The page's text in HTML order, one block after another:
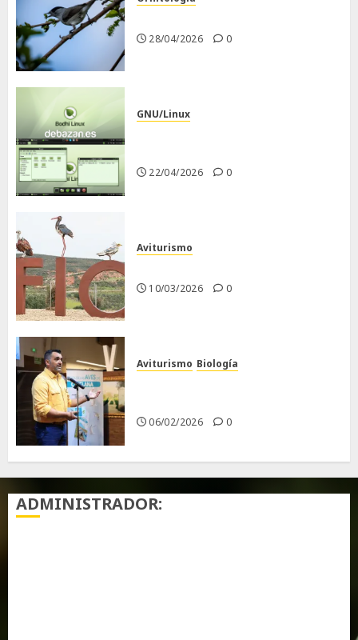
28/04/2026 0
GNU/Linux
22/04/2026 0
Aviturismo
10/03/2026 0
Aviturismo Biología
06/02/2026 0
ADMINISTRADOR: